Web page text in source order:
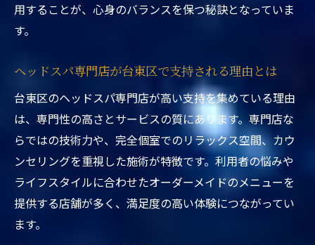
用することが、心身のバランスを保つ秘訣となっていま
す。
ヘッドスパ専門店が台東区で支持される理由とは
台東区のヘッドスパ専門店が高い支持を集めている理由
は、専門性の高さとサービスの質にあります。専門店な
らではの技術力や、完全個室でのリラックス空間、カウ
ンセリングを重視した施術が特徴です。利用者の悩みや
ライフスタイルに合わせたオーダーメイドのメニューを
提供する店舗が多く、満足度の高い体験につながってい
ます。